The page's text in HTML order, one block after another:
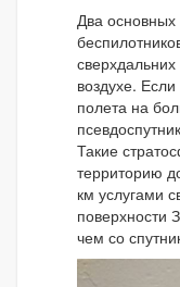
Два основных
воздухе.
полета на
Такие
территорию
км услугами
поверхности
чем со